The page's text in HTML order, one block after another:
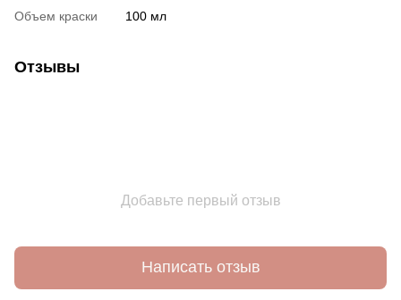
Объем краски 100 мл
Отзывы
Добавьте первый отзыв
Написать отзыв